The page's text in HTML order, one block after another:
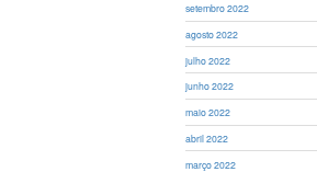
setembro 2022
agosto 2022
julho 2022
junho 2022
maio 2022
abril 2022
março 2022